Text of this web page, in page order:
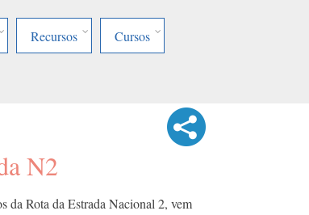
Recursos Cursos
N2
da Rota da Estrada Nacional 2, vem